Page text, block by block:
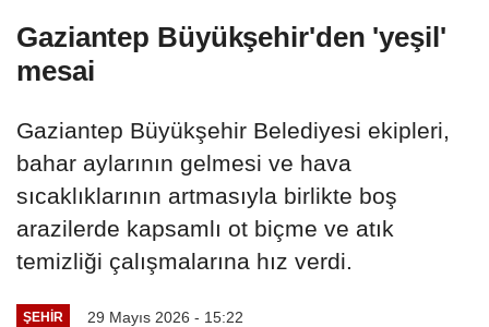
Gaziantep Büyükşehir'den 'yeşil'
mesai
Gaziantep Büyükşehir Belediyesi ekipleri,
bahar aylarının gelmesi ve hava
sıcaklıklarının artmasıyla birlikte boş
arazilerde kapsamlı ot biçme ve atık
temizliği çalışmalarına hız verdi.
ŞEHIR 29 Mayıs 2026 - 15:22